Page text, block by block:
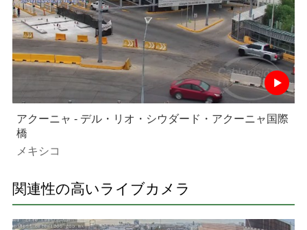
アクーニャ - デル・リオ・シウダード・アクーニャ国際
橋
メキシコ
関連性の高いライブカメラ